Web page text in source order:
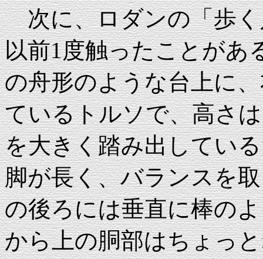
次に、ロダンの「歩く
以前1度触ったことがあ
の舟形のような台上に
ているトルソで、高さ
を大きく踏み出してい
脚が長く、バランスを
の後ろには垂直に棒の
から上の胴部はちょっ